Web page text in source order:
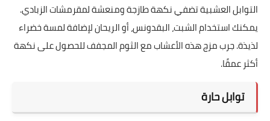
التوابل العشبية تضفي نكهة طازجة ومنعشة لمقرمشات الزبادي.
يمكنك استخدام الشبت، البقدونس، أو الريحان لإضافة لمسة خضراء
لذيذة. جرب مزج هذه الأعشاب مع الثوم المجفف للحصول على نكهة
أكثر عمقًا.
توابل حارة